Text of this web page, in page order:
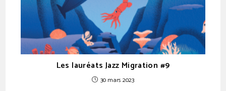
Les lauréats Jazz Migration #9
30 mars 2023